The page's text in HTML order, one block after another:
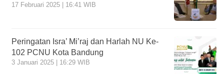
17 Februari 2025 | 16:41 WIB
Peringatan Isra’ Mi’raj dan Harlah NU Ke-
102 PCNU Kota Bandung
3 Januari 2025 | 16:29 WIB